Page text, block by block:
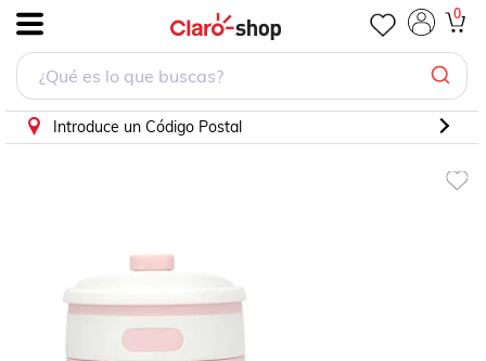
0
Introduce un Código Postal
Vaso Termo Plegable De Silicón Libre de BPA Grado